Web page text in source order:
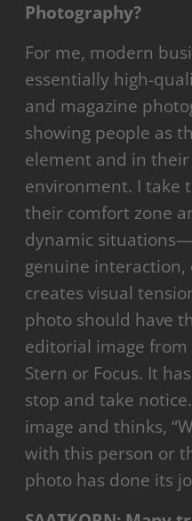
Photography?
For me, modern
essentially high-
and magazine
showing people as
element and in
environment. I take
their comfort zone
dynamic
genuine
creates visual
photo should have
editorial image
Stern or Focus. It
stop and take
image and thinks,
with this person or
photo has done its